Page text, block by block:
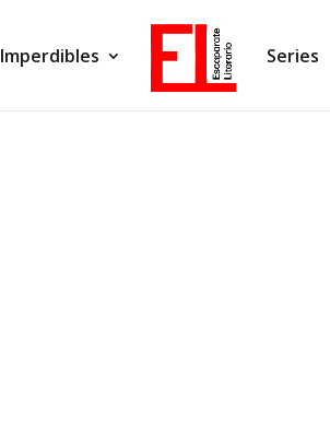
Imperdibles Series